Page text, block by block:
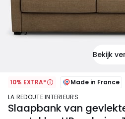
Bekijk
10% EXTRA*
Made in France
LA REDOUTE INTERIEURS
Slaapbank van